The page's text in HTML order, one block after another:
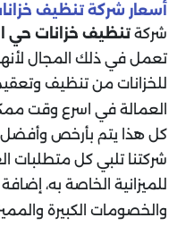
أسعار شركة تنظيف
شركة تنظيف خزانات حي
تعمل في ذلك المجال
للخزانات من تنظيف
العمالة في اسرع وقت
كل هذا يتم بأرخص وأفضل
شركتنا تلبي كل متطلبات
للميزانية الخاصة به،
والخصومات الكبيرة